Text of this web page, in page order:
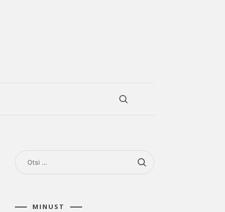
MINUST